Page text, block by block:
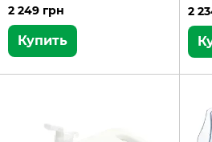
2 249 грн
Купить
2